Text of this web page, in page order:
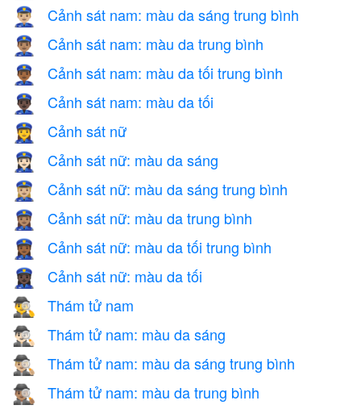
👮🏼‍♂️ Cảnh sát nam: màu da sáng trung bình
👮🏽‍♂️ Cảnh sát nam: màu da trung bình
👮🏾‍♂️ Cảnh sát nam: màu da tối trung bình
👮🏿‍♂️ Cảnh sát nam: màu da tối
👮‍♀️ Cảnh sát nữ
👮🏻‍♀️ Cảnh sát nữ: màu da sáng
👮🏼‍♀️ Cảnh sát nữ: màu da sáng trung bình
👮🏽‍♀️ Cảnh sát nữ: màu da trung bình
👮🏾‍♀️ Cảnh sát nữ: màu da tối trung bình
👮🏿‍♀️ Cảnh sát nữ: màu da tối
🕵️‍♂️ Thám tử nam
🕵🏻‍♂️ Thám tử nam: màu da sáng
🕵🏼‍♂️ Thám tử nam: màu da sáng trung bình
🕵🏽‍♂️ Thám tử nam: màu da trung bình